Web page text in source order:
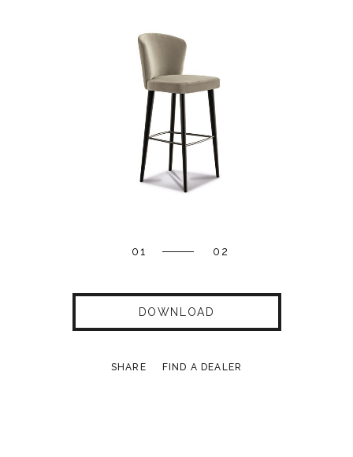
01 02
DOWNLOAD
SHARE FIND A DEALER